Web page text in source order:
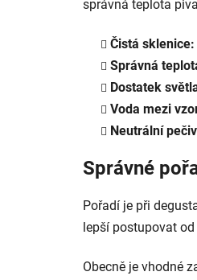
správná teplota
Čistá sklenice:
Správná
Dostatek
Voda mezi
Neutrální
Správné
Pořadí je při
lepší postupovat
Obecně je vhodné